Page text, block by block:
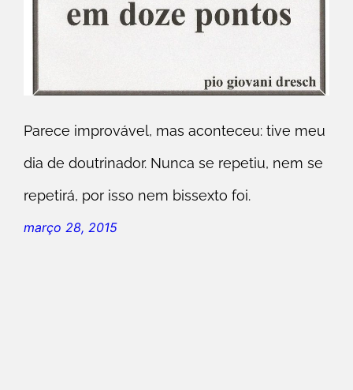
Parece improvável, mas aconteceu: tive meu
dia de doutrinador. Nunca se repetiu, nem se
repetirá, por isso nem bissexto foi.
março 28, 2015